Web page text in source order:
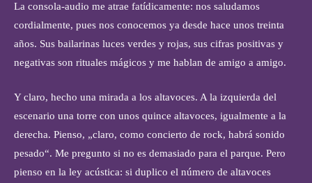
La consola-audio me atrae fatídicamente: nos saludamos
cordialmente, pues nos conocemos ya desde hace unos treinta
años. Sus bailarinas luces verdes y rojas, sus cifras positivas y
negativas son rituales mágicos y me hablan de amigo a amigo.
Y claro, hecho una mirada a los altavoces. A la izquierda del
escenario una torre con unos quince altavoces, igualmente a la
derecha. Pienso, „claro, como concierto de rock, habrá sonido
pesado“. Me pregunto si no es demasiado para el parque. Pero
pienso en la ley acústica: si duplico el número de altavoces